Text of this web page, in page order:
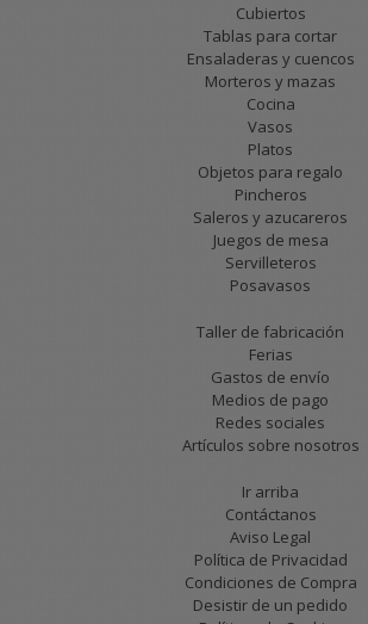
Cubiertos
Tablas para cortar
Ensaladeras y cuencos
Morteros y mazas
Cocina
Vasos
Platos
Objetos para regalo
Pincheros
Saleros y azucareros
Juegos de mesa
Servilleteros
Posavasos
Taller de fabricación
Ferias
Gastos de envío
Medios de pago
Redes sociales
Artículos sobre nosotros
Ir arriba
Contáctanos
Aviso Legal
Política de Privacidad
Condiciones de Compra
Desistir de un pedido